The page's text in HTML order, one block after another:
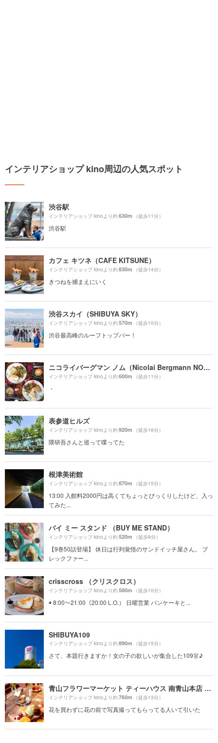
インテリアショップ kino周辺の人気スポット
渋谷駅
インテリアショップ kinoより約630m （徒歩11分）
渋谷駅
カフェ キツネ（CAFE KITSUNE）
インテリアショップ kinoより約830m （徒歩14分）
きつねを捕まえにいく
渋谷スカイ（SHIBUYA SKY）
インテリアショップ kinoより約570m （徒歩10分）
渋谷最高峰のルーフトップバー！
ニコライバーグマン ノム（Nicolai Bergmann NOMU ）
インテリアショップ kinoより約600m （徒歩11分）
・
表参道ヒルズ
インテリアショップ kinoより約920m （徒歩16分）
隈研吾さんと巡って喋ってた
根津美術館
インテリアショップ kinoより約870m （徒歩15分）
13:00 入館料2000円は高くてちょっとびっくりしたけど、入っ
てみた...
バイ ミー スタンド （BUY ME STAND）
インテリアショップ kinoより約520m （徒歩9分）
【9巻50話登場】 休日は行列覚悟のサンドイッチ屋さん。 ブ
レックファー...
crisscross （クリスクロス）
インテリアショップ kinoより約580m （徒歩10分）
◉ 8:00〜21:00（20:00 L.O.） 日曜営業 パンケーキと...
SHIBUYA109
インテリアショップ kinoより約890m （徒歩15分）
さて、本題行きますか！女の子の欲しいが集合した109👗♪
青山フラワーマーケット ティーハウス 南青山本店 （Aoyama Flower Market TEA HOUSE）
インテリアショップ kinoより約760m （徒歩13分）
花を買わずに花の前で写真撮ってもらってる人いて引いた